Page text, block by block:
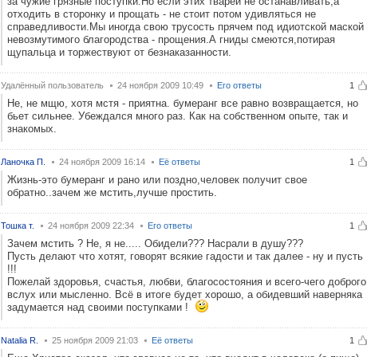
отходить в сторонку и прощать - не стоит потом удивляться не
справедливости.Мы иногда свою трусость прячем под идиотской маской
невозмутимого благородства - прощения.А гниды смеются,потирая
щупальца и торжествуют от безнаказанности.
1
Удалённый пользователь 24 ноября 2009 10:49 Его ответы
Не, не мщю, хотя мстя - приятна. бумеранг все равно возвращается, но
бьет сильнее. Убеждался много раз. Как на собственном опыте, так и
знакомых.
1
Ланочка П. 24 ноября 2009 16:14 Её ответы
Жизнь-это бумеранг и рано или поздно,человек получит свое
обратно..зачем же мстить,лучше простить.
1
Тошка т. 24 ноября 2009 22:34 Его ответы
Зачем мстить ? Не, я не..... Обидели??? Насрали в душу???
Пусть делают что хотят, говорят всякие гадости и так далее - ну и пусть
!!!
Пожелай здоровья, счастья, любви, благосостояния и всего-чего доброго
вслух или мысленно. Всё в итоге будет хорошо, а обидевший наверняка
задумается над своими поступками !
1
Natalia R. 25 ноября 2009 21:03 Её ответы